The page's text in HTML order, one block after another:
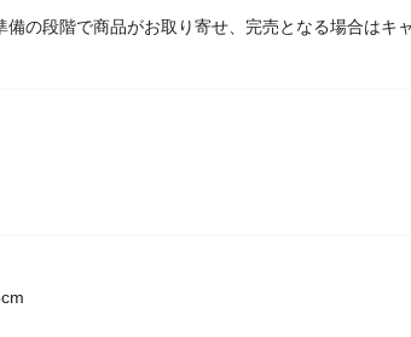
の段階で商品がお取り寄せ、完売となる場合はキ